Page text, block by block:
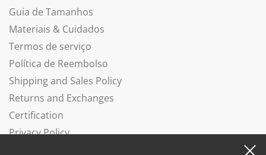
Guia de Tamanhos
Materiais & Cuidados
Termos de serviço
Política de Reembolso
Shipping and Sales Policy
Returns and Exchanges
Certification
Privacy Policy